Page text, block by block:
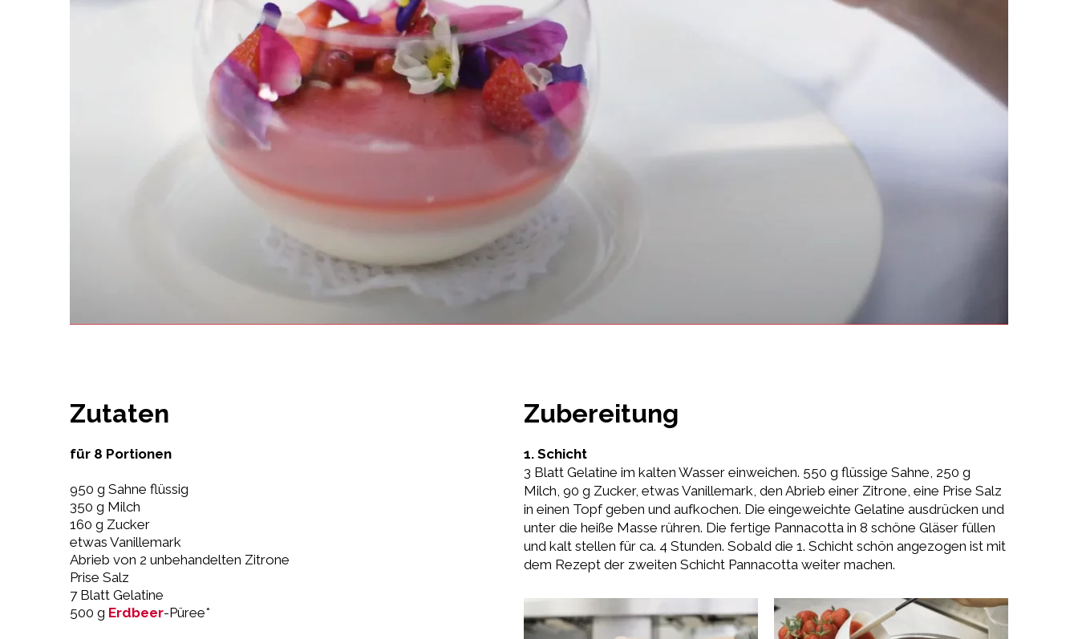
Zutaten
für 8 Portionen
950 g Sahne flüssig
350 g Milch
160 g Zucker
etwas Vanillemark
Abrieb von 2 unbehandelten Zitrone
Prise Salz
7 Blatt Gelatine
500 g Erdbeer-Püree*
Zubereitung
1. Schicht
3 Blatt Gelatine im kalten Wasser einweichen. 550 g flüssige Sahne, 250 g
Milch, 90 g Zucker, etwas Vanillemark, den Abrieb einer Zitrone, eine Prise Salz
in einen Topf geben und aufkochen. Die eingeweichte Gelatine ausdrücken und
unter die heiße Masse rühren. Die fertige Pannacotta in 8 schöne Gläser füllen
und kalt stellen für ca. 4 Stunden. Sobald die 1. Schicht schön angezogen ist mit
dem Rezept der zweiten Schicht Pannacotta weiter machen.